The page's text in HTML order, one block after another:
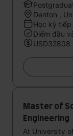
Denton ,
Học kỳ tiếp
Điểm đầu
USD32808
Master of
Engineering
At University